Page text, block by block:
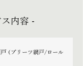
内容 -
(プリーツ網戸/ロール